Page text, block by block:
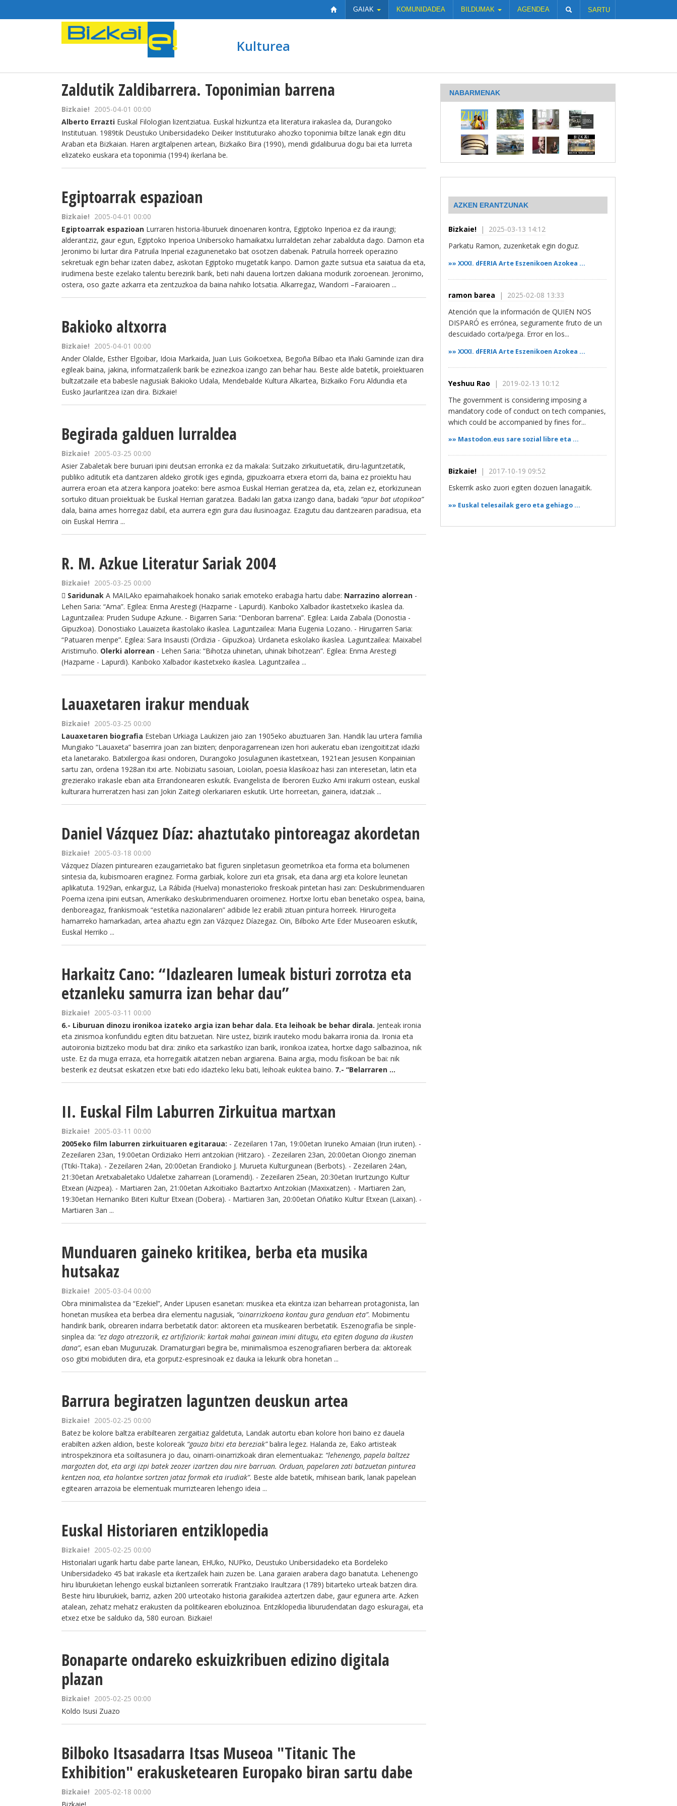
GAIAK KOMUNIDADEA BILDUMAK AGENDEA SARTU
Kulturea
Zaldutik Zaldibarrera. Toponimian barrena
Bizkaie! 2005-04-01 00:00
Alberto Errazti Euskal Filologian lizentziatua. Euskal hizkuntza eta literatura irakaslea da, Durangoko
Institutuan. 1989tik Deustuko Unibersidadeko Deiker Instituturako ahozko toponimia biltze lanak egin ditu
Araban eta Bizkaian. Haren argitalpenen artean, Bizkaiko Bira (1990), mendi gidaliburua dogu bai eta Iurreta
elizateko euskara eta toponimia (1994) ikerlana be.
Egiptoarrak espazioan
Bizkaie! 2005-04-01 00:00
Egiptoarrak espazioan Lurraren historia-liburuek dinoenaren kontra, Egiptoko Inperioa ez da iraungi;
alderantziz, gaur egun, Egiptoko Inperioa Unibersoko hamaikatxu lurraldetan zehar zabalduta dago. Damon eta
Jeronimo bi lurtar dira Patruila Inperial ezagunenetako bat osotzen dabenak. Patruila horreek operazino
sekretuak egin behar izaten dabez, askotan Egiptoko mugetatik kanpo. Damon gazte sutsua eta saiatua da eta,
irudimena beste ezelako talentu berezirik barik, beti nahi dauena lortzen dakiana modurik zoroenean. Jeronimo,
ostera, oso gazte azkarra eta zentzuzkoa da baina nahiko lotsatia. Alkarregaz, Wandorri –Faraioaren ...
Bakioko altxorra
Bizkaie! 2005-04-01 00:00
Ander Olalde, Esther Elgoibar, Idoia Markaida, Juan Luis Goikoetxea, Begoña Bilbao eta Iñaki Gaminde izan dira
egileak baina, jakina, informatzailerik barik be ezinezkoa izango zan behar hau. Beste alde batetik, proiektuaren
bultzatzaile eta babesle nagusiak Bakioko Udala, Mendebalde Kultura Alkartea, Bizkaiko Foru Aldundia eta
Eusko Jaurlaritzea izan dira. Bizkaie!
Begirada galduen lurraldea
Bizkaie! 2005-03-25 00:00
Asier Zabaletak bere buruari ipini deutsan erronka ez da makala: Suitzako zirkuituetatik, diru-laguntzetatik,
publiko aditutik eta dantzaren aldeko girotik iges eginda, gipuzkoarra etxera etorri da, baina ez proiektu hau
aurrera eroan eta atzera kanpora joateko: bere asmoa Euskal Herrian geratzea da, eta, zelan ez, etorkizunean
sortuko dituan proiektuak be Euskal Herrian garatzea. Badaki lan gatxa izango dana, badaki “apur bat utopikoa”
dala, baina ames horregaz dabil, eta aurrera egin gura dau ilusinoagaz. Ezagutu dau dantzearen paradisua, eta
oin Euskal Herrira ...
R. M. Azkue Literatur Sariak 2004
Bizkaie! 2005-03-25 00:00
 Saridunak A MAILAko epaimahaikoek honako sariak emoteko erabagia hartu dabe: Narrazino alorrean -
Lehen Saria: “Ama”. Egilea: Enma Arestegi (Hazparne - Lapurdi). Kanboko Xalbador ikastetxeko ikaslea da.
Laguntzailea: Pruden Sudupe Azkune. - Bigarren Saria: “Denboran barrena”. Egilea: Laida Zabala (Donostia -
Gipuzkoa). Donostiako Lauaizeta ikastolako ikaslea. Laguntzailea: Maria Eugenia Lozano. - Hirugarren Saria:
“Patuaren menpe”. Egilea: Sara Insausti (Ordizia - Gipuzkoa). Urdaneta eskolako ikaslea. Laguntzailea: Maixabel
Aristimuño. Olerki alorrean - Lehen Saria: “Bihotza uhinetan, uhinak bihotzean”. Egilea: Enma Arestegi
(Hazparne - Lapurdi). Kanboko Xalbador ikastetxeko ikaslea. Laguntzailea ...
Lauaxetaren irakur menduak
Bizkaie! 2005-03-25 00:00
Lauaxetaren biografia Esteban Urkiaga Laukizen jaio zan 1905eko abuztuaren 3an. Handik lau urtera familia
Mungiako “Lauaxeta” baserrira joan zan biziten; denporagarrenean izen hori aukeratu eban izengoititzat idazki
eta lanetarako. Batxilergoa ikasi ondoren, Durangoko Josulagunen ikastetxean, 1921ean Jesusen Konpainian
sartu zan, ordena 1928an itxi arte. Nobiziatu sasoian, Loiolan, poesia klasikoaz hasi zan interesetan, latin eta
grezierako irakasle eban aita Errandonearen eskutik. Evangelista de Iberoren Euzko Ami irakurri ostean, euskal
kulturara hurreratzen hasi zan Jokin Zaitegi olerkariaren eskutik. Urte horreetan, gainera, idatziak ...
Daniel Vázquez Díaz: ahaztutako pintoreagaz akordetan
Bizkaie! 2005-03-18 00:00
Vázquez Díazen pinturearen ezaugarrietako bat figuren sinpletasun geometrikoa eta forma eta bolumenen
sintesia da, kubismoaren eraginez. Forma garbiak, kolore zuri eta grisak, eta dana argi eta kolore leunetan
aplikatuta. 1929an, enkarguz, La Rábida (Huelva) monasterioko freskoak pintetan hasi zan: Deskubrimenduaren
Poema izena ipini eutsan, Amerikako deskubrimenduaren oroimenez. Hortxe lortu eban benetako ospea, baina,
denboreagaz, frankismoak “estetika nazionalaren” adibide lez erabili zituan pintura horreek. Hirurogeita
hamarreko hamarkadan, artea ahaztu egin zan Vázquez Díazegaz. Oin, Bilboko Arte Eder Museoaren eskutik,
Euskal Herriko ...
Harkaitz Cano: “Idazlearen lumeak bisturi zorrotza eta
etzanleku samurra izan behar dau”
Bizkaie! 2005-03-11 00:00
6.- Liburuan dinozu ironikoa izateko argia izan behar dala. Eta leihoak be behar dirala. Jenteak ironia
eta zinismoa konfundidu egiten ditu batzuetan. Nire ustez, bizirik irauteko modu bakarra ironia da. Ironia eta
autoironia bizitzeko modu bat dira: ziniko eta sarkastiko izan barik, ironikoa izatea, hortxe dago salbazinoa, nik
uste. Ez da muga erraza, eta horregaitik aitatzen neban argiarena. Baina argia, modu fisikoan be bai: nik
besterik ez deutsat eskatzen etxe bati edo idazteko leku bati, leihoak eukitea baino. 7.- “Belarraren ...
II. Euskal Film Laburren Zirkuitua martxan
Bizkaie! 2005-03-11 00:00
2005eko film laburren zirkuituaren egitaraua: - Zezeilaren 17an, 19:00etan Iruneko Amaian (Irun iruten). -
Zezeilaren 23an, 19:00etan Ordiziako Herri antzokian (Hitzaro). - Zezeilaren 23an, 20:00etan Oiongo zineman
(Ttiki-Ttaka). - Zezeilaren 24an, 20:00etan Erandioko J. Murueta Kulturgunean (Berbots). - Zezeilaren 24an,
21:30etan Aretxabaletako Udaletxe zaharrean (Loramendi). - Zezeilaren 25ean, 20:30etan Irurtzungo Kultur
Etxean (Aizpea). - Martiaren 2an, 21:00etan Azkoitiako Baztartxo Antzokian (Maxixatzen). - Martiaren 2an,
19:30etan Hernaniko Biteri Kultur Etxean (Dobera). - Martiaren 3an, 20:00etan Oñatiko Kultur Etxean (Laixan). -
Martiaren 3an ...
Munduaren gaineko kritikea, berba eta musika
hutsakaz
Bizkaie! 2005-03-04 00:00
Obra minimalistea da “Ezekiel”, Ander Lipusen esanetan: musikea eta ekintza izan beharrean protagonista, lan
honetan musikea eta berbea dira elementu nagusiak, “oinarrizkoena kontau gura genduan eta”. Mobimentu
handirik barik, obrearen indarra berbetatik dator: aktoreen eta musikearen berbetatik. Eszenografia be sinple-
sinplea da: “ez dago atrezzorik, ez artifiziorik: kartak mahai gainean imini ditugu, eta egiten doguna da ikusten
dana”, esan eban Muguruzak. Dramaturgiari begira be, minimalismoa eszenografiaren berbera da: aktoreak
oso gitxi mobiduten dira, eta gorputz-espresinoak ez dauka ia lekurik obra honetan ...
Barrura begiratzen laguntzen deuskun artea
Bizkaie! 2005-02-25 00:00
Batez be kolore baltza erabiltearen zergaitiaz galdetuta, Landak autortu eban kolore hori baino ez dauela
erabilten azken aldion, beste koloreak “gauza bitxi eta bereziak”balira legez. Halanda ze, Eako artisteak
introspekzinora eta soiltasunera jo dau, oinarri-oinarrizkoak diran elementuakaz: “lehenengo, papela baltzez
margozten dot, eta argi izpi batek zeozer izartzen dau nire barruan. Orduan, papelaren zati batzuetan pinturea
kentzen noa, eta holantxe sortzen jataz formak eta irudiak”. Beste alde batetik, mihisean barik, lanak papelean
egitearen arrazoia be elementuak murriztearen lehengo ideia ...
Euskal Historiaren entziklopedia
Bizkaie! 2005-02-25 00:00
Historialari ugarik hartu dabe parte lanean, EHUko, NUPko, Deustuko Unibersidadeko eta Bordeleko
Unibersidadeko 45 bat irakasle eta ikertzailek hain zuzen be. Lana garaien arabera dago banatuta. Lehenengo
hiru liburukietan lehengo euskal biztanleen sorreratik Frantziako Iraultzara (1789) bitarteko urteak batzen dira.
Beste hiru liburukiek, barriz, azken 200 urteotako historia garaikidea aztertzen dabe, gaur egunera arte. Azken
atalean, zehatz mehatz erakusten da politikearen eboluzinoa. Entziklopedia liburudendatan dago eskuragai, eta
etxez etxe be salduko da, 580 euroan. Bizkaie!
Bonaparte ondareko eskuizkribuen edizino digitala
plazan
Bizkaie! 2005-02-25 00:00
Koldo Isusi Zuazo
Bilboko Itsasadarra Itsas Museoa "Titanic The
Exhibition" erakusketearen Europako biran sartu dabe
Bizkaie! 2005-02-18 00:00
NABARMENAK
AZKEN ERANTZUNAK
Bizkaie! | 2025-03-13 14:12
Parkatu Ramon, zuzenketak egin doguz.
»»XXXI. dFERIA Arte Eszenikoen Azokea ...
ramon barea | 2025-02-08 13:33
Atención que la información de QUIEN NOS
DISPARÓ es errónea, seguramente fruto de un
descuidado corta/pega. Error en los...
»»XXXI. dFERIA Arte Eszenikoen Azokea ...
Yeshuu Rao | 2019-02-13 10:12
The government is considering imposing a
mandatory code of conduct on tech companies,
which could be accompanied by fines for...
»» Mastodon.eus sare sozial libre eta ...
Bizkaie! | 2017-10-19 09:52
Eskerrik asko zuori egiten dozuen lanagaitik.
»» Euskal telesailak gero eta gehiago ...